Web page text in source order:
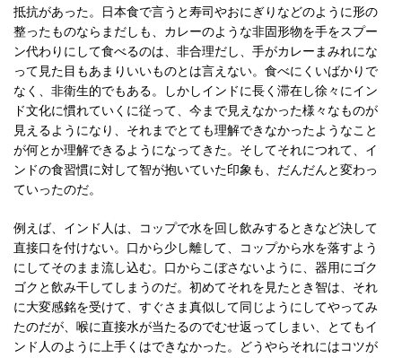
抵抗があった。日本食で言うと寿司やおにぎりなどのように形の
整ったものならまだしも、カレーのような非固形物を手をスプー
ン代わりにして食べるのは、非合理だし、手がカレーまみれにな
って見た目もあまりいいものとは言えない。食べにくいばかりで
なく、非衛生的でもある。しかしインドに長く滞在し徐々にイン
ド文化に慣れていくに従って、今まで見えなかった様々なものが
見えるようになり、それまでとても理解できなかったようなこと
が何とか理解できるようになってきた。そしてそれにつれて、イ
ンドの食習慣に対して智が抱いていた印象も、だんだんと変わっ
ていったのだ。
例えば、インド人は、コップで水を回し飲みするときなど決して
直接口を付けない。口から少し離して、コップから水を落すよう
にしてそのまま流し込む。口からこぼさないように、器用にゴク
ゴクと飲み干してしまうのだ。初めてそれを見たとき智は、それ
に大変感銘を受けて、すぐさま真似して同じようにしてやってみ
たのだが、喉に直接水が当たるのでむせ返ってしまい、とてもイ
ンド人のように上手くはできなかった。どうやらそれにはコツが